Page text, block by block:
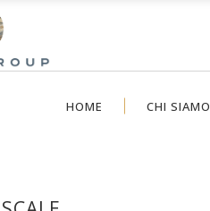
HOME CHI SIAMO